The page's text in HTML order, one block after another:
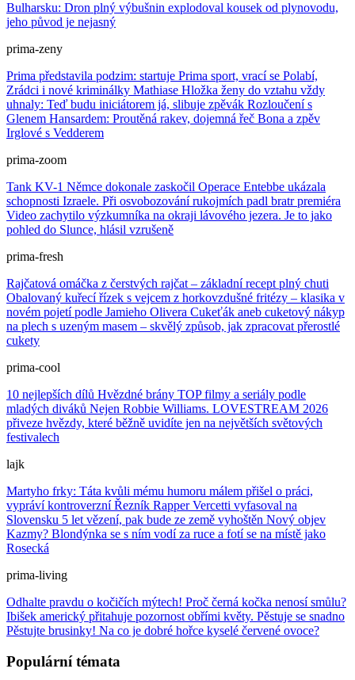
Bulharsku: Dron plný výbušnin explodoval kousek od plynovodu,
jeho původ je nejasný
prima-zeny
Prima představila podzim: startuje Prima sport, vrací se Polabí,
Zrádci i nové kriminálky Mathiase Hložka ženy do vztahu vždy
uhnaly: Teď budu iniciátorem já, slibuje zpěvák Rozloučení s
Glenem Hansardem: Proutěná rakev, dojemná řeč Bona a zpěv
Irglové s Vedderem
prima-zoom
Tank KV-1 Němce dokonale zaskočil Operace Entebbe ukázala
schopnosti Izraele. Při osvobozování rukojmích padl bratr premiéra
Video zachytilo výzkumníka na okraji lávového jezera. Je to jako
pohled do Slunce, hlásil vzrušeně
prima-fresh
Rajčatová omáčka z čerstvých rajčat – základní recept plný chuti
Obalovaný kuřecí řízek s vejcem z horkovzdušné fritézy – klasika v
novém pojetí podle Jamieho Olivera Cukeťák aneb cuketový nákyp
na plech s uzeným masem – skvělý způsob, jak zpracovat přerostlé
cukety
prima-cool
10 nejlepších dílů Hvězdné brány TOP filmy a seriály podle
mladých diváků Nejen Robbie Williams. LOVESTREAM 2026
přiveze hvězdy, které běžně uvidíte jen na největších světových
festivalech
lajk
Martyho frky: Táta kvůli mému humoru málem přišel o práci,
vypráví kontroverzní Řezník Rapper Vercetti vyfasoval na
Slovensku 5 let vězení, pak bude ze země vyhoštěn Nový objev
Kazmy? Blondýnka se s ním vodí za ruce a fotí se na místě jako
Rosecká
prima-living
Odhalte pravdu o kočičích mýtech! Proč černá kočka nenosí smůlu?
Ibišek americký přitahuje pozornost obřími květy. Pěstuje se snadno
Pěstujte brusinky! Na co je dobré hořce kyselé červené ovoce?
Populární témata